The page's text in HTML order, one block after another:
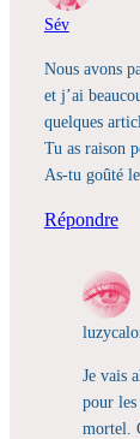
Sév
Nous avons
et j’ai
quelques
Tu as raison
As-tu goûté
Répondre
Je vais
pour les
mortel.